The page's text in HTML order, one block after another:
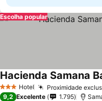
Escolha popular
3 EstrelasHotel Proximidade
Hacienda Samana
9,2 Excelente 1.795